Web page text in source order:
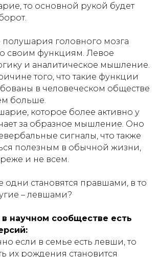
то основной рукой будет
головного мозга
своим функциям. Левое
и аналитическое мышление.
того, что такие функции
в человеческом обществе
больше.
которое более активно у
за образное мышление. Оно
сигналы, что также
полезным в обычной жизни,
и не всем.
одни становятся правшами, в то
– левшами?
в научном сообществе есть
если в семье есть левши, то
их рождения становится